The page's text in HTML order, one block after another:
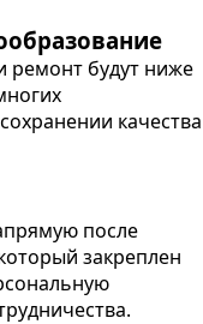
ремонт будут ниже
качества
после
закреплен